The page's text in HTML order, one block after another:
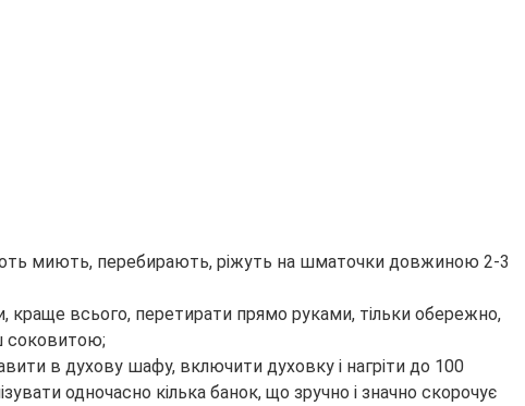
миють, перебирають, ріжуть на шматочки довжиною 2-3
краще всього, перетирати прямо руками, тільки обережно,
соковитою;
в духову шафу, включити духовку і нагріти до 100
одночасно кілька банок, що зручно і значно скорочує